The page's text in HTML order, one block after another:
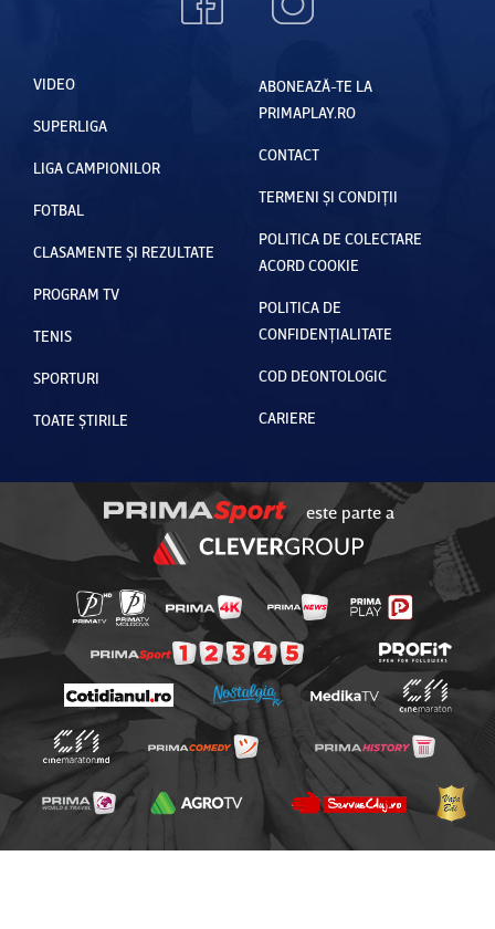
VIDEO
SUPERLIGA
LIGA CAMPIONILOR
FOTBAL
CLASAMENTE ȘI REZULTATE
PROGRAM TV
TENIS
SPORTURI
TOATE ȘTIRILE
ABONEAZĂ-TE LA
PRIMAPLAY.RO
CONTACT
TERMENI ȘI CONDIȚII
POLITICA DE COLECTARE
ACORD COOKIE
POLITICA DE
CONFIDENȚIALITATE
COD DEONTOLOGIC
CARIERE
este parte a